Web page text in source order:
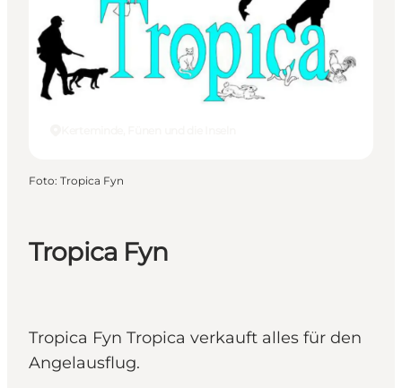
Essen und trinken
Unterkünfte
Reiseplanung
Veranstaltungen
Tropica Fyn
Tropica Fyn Tropica verkauft alles für den
Angelausflug.
Foto: Tropica Fyn